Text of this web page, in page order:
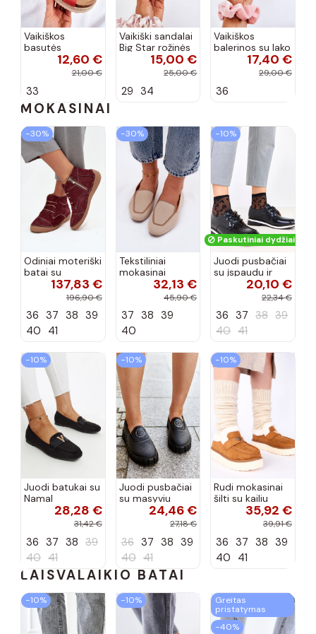
Vaikiškos
basutės
koralinės12,60 €
21,00 €
33
Vaikiški sandalai
Big Star rožinės
spalvos15,00 €
25,00 €
29 34
Vaikiškos
balerinos su lako
efektu ir
kaspinais baltos
17,40 €
29,00 €
36
MOKASINAI
−30%
Odiniai moteriški
batai su
siūlėmis, pilies
tipo, Artiker
spalvos
137,83 €
196,90 €
36 37 38 39
40 41
−30%
Tekstiliniai
mokasinai
smėlio spalvos
32,13 €
45,90 €
37 38 39
40
−10%
Paskutiniai dydžiai!
Juodi pusbačiai
su įspaudu ir
kvadratiniu
priekiu Kerawa
20,10 €
22,34 €
36 37 38 39
40 41
−10%
Juodi batukai su
Namal
dekoracija28,28 €
31,42 €
36 37 38 39
40 41
−10%
Juodi pusbačiai
su masyviu
padu Teska24,46 €
27,18 €
36 37 38 39
40 41
−10%
Rudi mokasinai
šilti su kailiu
35,92 €
39,91 €
36 37 38 39
40 41
LAISVALAIKIO BATAI
−10% −10%
Greitas
pristatymas
−40%